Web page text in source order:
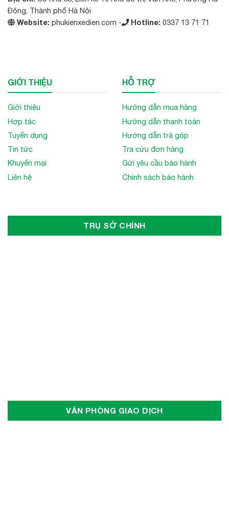
Đông, Thành phố Hà Nội
Website: phukienxedien.com - Hotline: 0337 13 71 71
GIỚI THIỆU
Giới thiệu
Hợp tác
Tuyển dụng
Tin tức
Khuyến mại
Liên hệ
HỖ TRỢ
Hướng dẫn mua hàng
Hướng dẫn thanh toán
Hướng dẫn trả góp
Tra cứu đơn hàng
Gửi yêu cầu bảo hành
Chính sách bảo hành
TRỤ SỞ CHÍNH
VĂN PHÒNG GIAO DỊCH